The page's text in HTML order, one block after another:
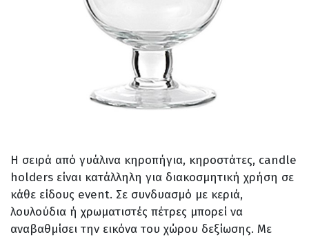
Η σειρά από γυάλινα κηροπήγια, κηροστάτες, candle
holders είναι κατάλληλη για διακοσμητική χρήση σε
κάθε είδους event. Σε συνδυασμό με κεριά,
λουλούδια ή χρωματιστές πέτρες μπορεί να
αναβαθμίσει την εικόνα του χώρου δεξίωσης. Με